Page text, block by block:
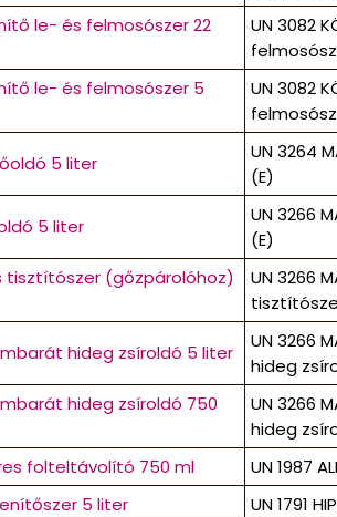
le- és felmosószer 22
UN 3082
le- és felmosószer 5
UN 3082
5 liter
UN 3264
(E)
5 liter
UN 3266
(E)
tisztítószer (gőzpárolóhoz)
UN 3266
hideg zsíroldó 5 liter
UN 3266
hideg
hideg zsíroldó 750
UN 3266
hideg
folteltávolító 750 ml UN 1987
5 liter
UN 1791